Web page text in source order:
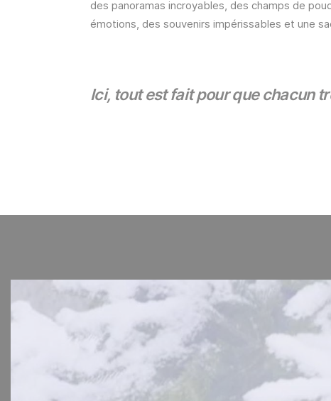
des panoramas incroyables, des champs de
émotions, des souvenirs impérissables et une
Ici, tout est fait pour que chacun